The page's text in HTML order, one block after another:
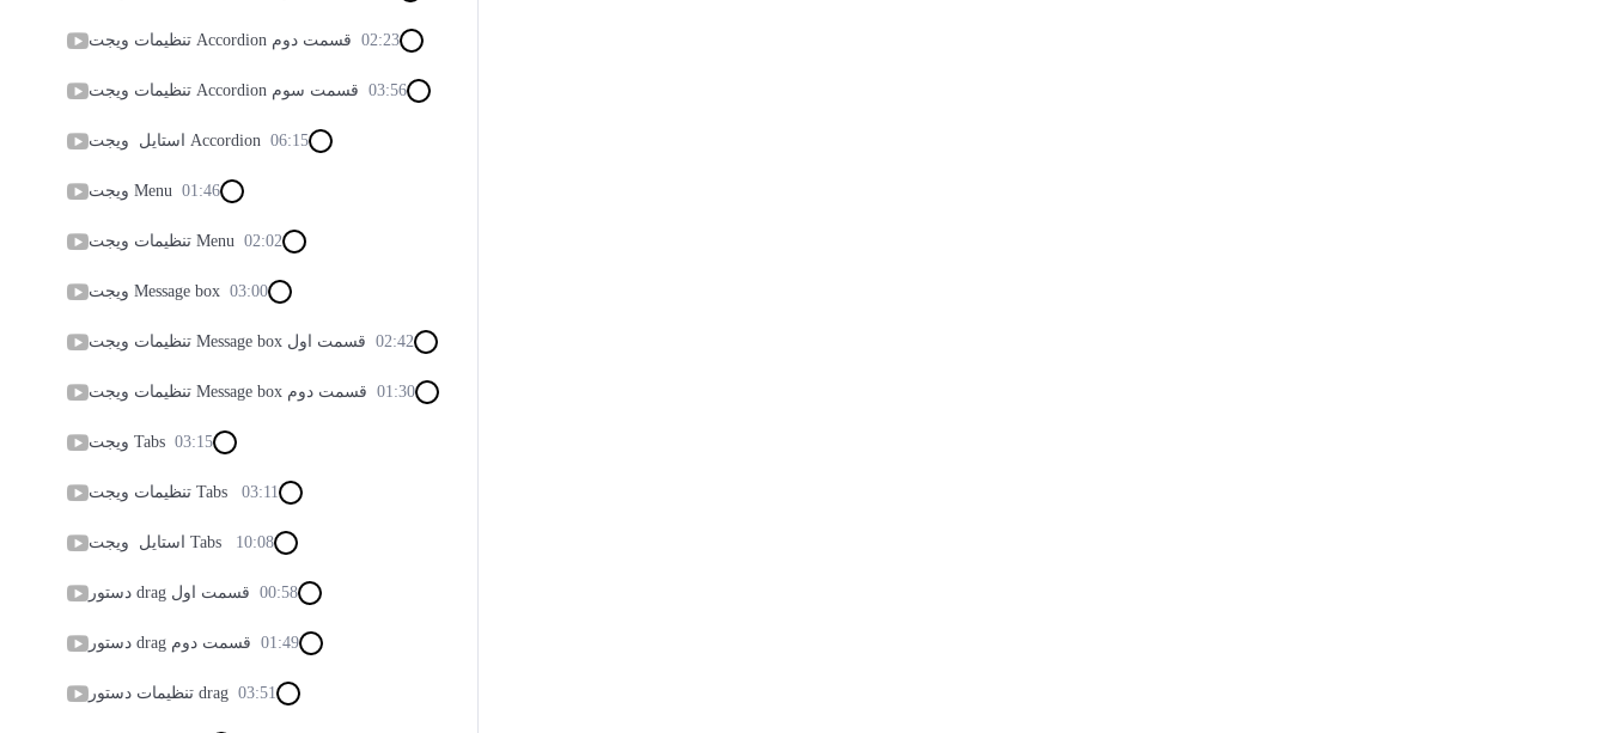
تنظیمات ویجت Accordion قسمت دوم 02:23
تنظیمات ویجت Accordion قسمت سوم 03:56
استایل ویجت Accordion 06:15
ویجت Menu 01:46
تنظیمات ویجت Menu 02:02
ویجت Message box 03:00
تنظیمات ویجت Message box قسمت اول 02:42
تنظیمات ویجت Message box قسمت دوم 01:30
ویجت Tabs 03:15
تنظیمات ویجت Tabs 03:11
استایل ویجت Tabs 10:08
دستور drag قسمت اول 00:58
دستور drag قسمت دوم 01:49
تنظیمات دستور drag 03:51